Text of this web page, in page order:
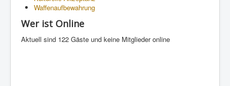
Waffenaufbewahrung
Wer ist Online
Aktuell sind 122 Gäste und keine Mitglieder online